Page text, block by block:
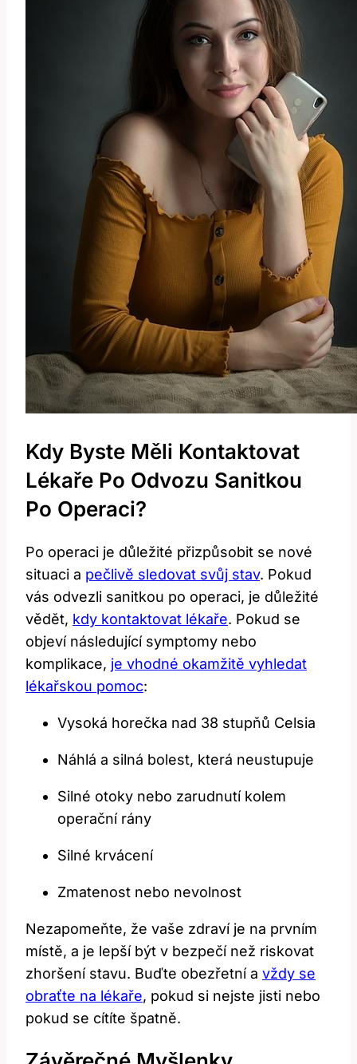
Kdy Byste Měli Kontaktovat
Lékaře Po Odvozu Sanitkou
Po Operaci?
Po operaci je důležité přizpůsobit se nové
situaci a pečlivě sledovat svůj stav. Pokud
vás odvezli sanitkou po operaci, je důležité
vědět, kdy kontaktovat lékaře. Pokud se
objeví následující symptomy nebo
komplikace, je vhodné okamžitě vyhledat
lékařskou pomoc:
Vysoká horečka nad 38 stupňů Celsia
Náhlá a silná bolest, která neustupuje
Silné otoky nebo zarudnutí kolem
operační rány
Silné krvácení
Zmatenost nebo nevolnost
Nezapomeňte, že vaše zdraví je na prvním
místě, a je lepší být v bezpečí než riskovat
zhoršení stavu. Buďte obezřetní a vždy se
obraťte na lékaře, pokud si nejste jisti nebo
pokud se cítíte špatně.